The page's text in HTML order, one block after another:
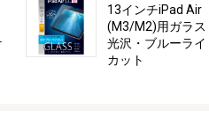
13インチiPad Air
(M3/M2)用ガラス
光沢・ブルーライ
カット